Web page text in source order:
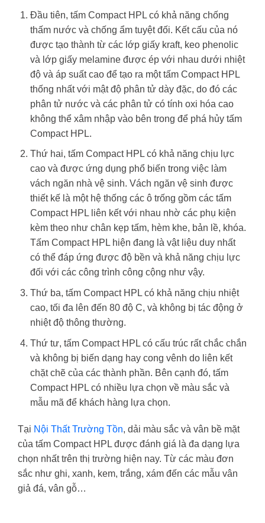
Đầu tiên, tấm Compact HPL có khả năng chống
thấm nước và chống ẩm tuyệt đối. Kết cấu của nó
được tạo thành từ các lớp giấy kraft, keo phenolic
và lớp giấy melamine được ép với nhau dưới nhiệt
độ và áp suất cao để tạo ra một tấm Compact HPL
thống nhất với mật độ phân tử dày đặc, do đó các
phân tử nước và các phân tử có tính oxi hóa cao
không thể xâm nhập vào bên trong để phá hủy tấm
Compact HPL.
Thứ hai, tấm Compact HPL có khả năng chịu lực
cao và được ứng dụng phổ biến trong việc làm
vách ngăn nhà vệ sinh. Vách ngăn vệ sinh được
thiết kế là một hệ thống các ô trống gồm các tấm
Compact HPL liên kết với nhau nhờ các phụ kiện
kèm theo như chân kẹp tấm, hèm khe, bản lề, khóa.
Tấm Compact HPL hiện đang là vật liệu duy nhất
có thể đáp ứng được độ bền và khả năng chịu lực
đối với các công trình công cộng như vậy.
Thứ ba, tấm Compact HPL có khả năng chịu nhiệt
cao, tối đa lên đến 80 độ C, và không bị tác động ở
nhiệt độ thông thường.
Thứ tư, tấm Compact HPL có cấu trúc rất chắc chắn
và không bị biến dạng hay cong vênh do liên kết
chặt chẽ của các thành phần. Bên cạnh đó, tấm
Compact HPL có nhiều lựa chọn về màu sắc và
mẫu mã để khách hàng lựa chọn.
Tại Nội Thất Trường Tồn, dải màu sắc và vân bề mặt
của tấm Compact HPL được đánh giá là đa dạng lựa
chọn nhất trên thị trường hiện nay. Từ các màu đơn
sắc như ghi, xanh, kem, trắng, xám đến các mẫu vân
giả đá, vân gỗ…